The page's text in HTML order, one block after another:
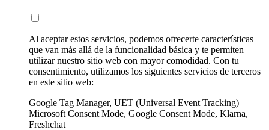
Al aceptar estos servicios, podemos ofrecerte características
que van más allá de la funcionalidad básica y te permiten
utilizar nuestro sitio web con mayor comodidad. Con tu
consentimiento, utilizamos los siguientes servicios de terceros
en este sitio web:
Google Tag Manager, UET (Universal Event Tracking)
Microsoft Consent Mode, Google Consent Mode, Klarna,
Freshchat